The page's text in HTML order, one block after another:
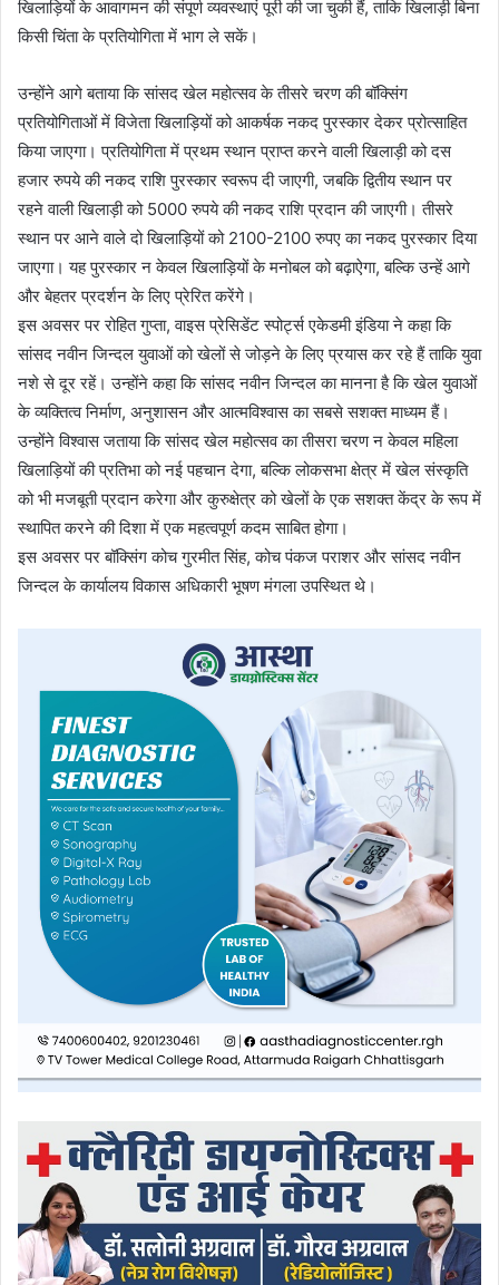
खिलाड़ियों के आवागमन की संपूर्ण व्यवस्थाएं पूरी की जा चुकी हैं, ताकि खिलाड़ी बिना
किसी चिंता के प्रतियोगिता में भाग ले सकें।
उन्होंने आगे बताया कि सांसद खेल महोत्सव के तीसरे चरण की बॉक्सिंग
प्रतियोगिताओं में विजेता खिलाड़ियों को आकर्षक नकद पुरस्कार देकर प्रोत्साहित
किया जाएगा। प्रतियोगिता में प्रथम स्थान प्राप्त करने वाली खिलाड़ी को दस
हजार रुपये की नकद राशि पुरस्कार स्वरूप दी जाएगी, जबकि द्वितीय स्थान पर
रहने वाली खिलाड़ी को 5000 रुपये की नकद राशि प्रदान की जाएगी। तीसरे
स्थान पर आने वाले दो खिलाड़ियों को 2100-2100 रुपए का नकद पुरस्कार दिया
जाएगा। यह पुरस्कार न केवल खिलाड़ियों के मनोबल को बढ़ाऐगा, बल्कि उन्हें आगे
और बेहतर प्रदर्शन के लिए प्रेरित करेंगे।
इस अवसर पर रोहित गुप्ता, वाइस प्रेसिडेंट स्पोर्ट्स एकेडमी इंडिया ने कहा कि
सांसद नवीन जिन्दल युवाओं को खेलों से जोड़ने के लिए प्रयास कर रहे हैं ताकि युवा
नशे से दूर रहें। उन्होंने कहा कि सांसद नवीन जिन्दल का मानना है कि खेल युवाओं
के व्यक्तित्व निर्माण, अनुशासन और आत्मविश्वास का सबसे सशक्त माध्यम हैं।
उन्होंने विश्वास जताया कि सांसद खेल महोत्सव का तीसरा चरण न केवल महिला
खिलाड़ियों की प्रतिभा को नई पहचान देगा, बल्कि लोकसभा क्षेत्र में खेल संस्कृति
को भी मजबूती प्रदान करेगा और कुरुक्षेत्र को खेलों के एक सशक्त केंद्र के रूप में
स्थापित करने की दिशा में एक महत्वपूर्ण कदम साबित होगा।
इस अवसर पर बॉक्सिंग कोच गुरमीत सिंह, कोच पंकज पराशर और सांसद नवीन
जिन्दल के कार्यालय विकास अधिकारी भूषण मंगला उपस्थित थे।